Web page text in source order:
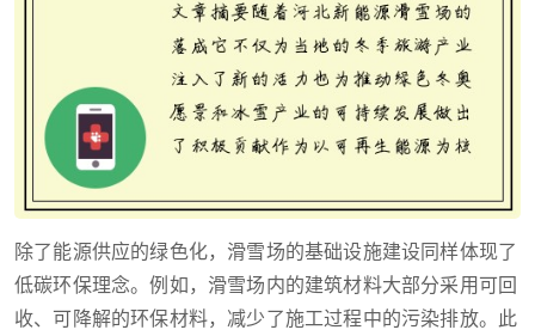
除了能源供应的绿色化，滑雪场的基础设施建设同样体现了
低碳环保理念。例如，滑雪场内的建筑材料大部分采用可回
收、可降解的环保材料，减少了施工过程中的污染排放。此